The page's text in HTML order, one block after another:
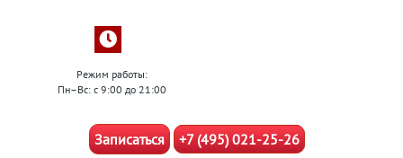
Режим работы:
Пн–Вс: с 9:00 до 21:00
Записаться +7 (495) 021-25-26